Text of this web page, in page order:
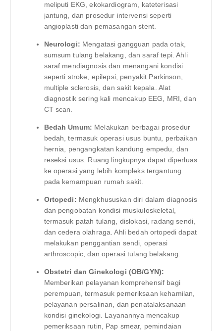
meliputi EKG, ekokardiogram, kateterisasi
jantung, dan prosedur intervensi seperti
angioplasti dan pemasangan stent.
Neurologi: Mengatasi gangguan pada otak,
sumsum tulang belakang, dan saraf tepi. Ahli
saraf mendiagnosis dan menangani kondisi
seperti stroke, epilepsi, penyakit Parkinson,
multiple sclerosis, dan sakit kepala. Alat
diagnostik sering kali mencakup EEG, MRI, dan
CT scan.
Bedah Umum: Melakukan berbagai prosedur
bedah, termasuk operasi usus buntu, perbaikan
hernia, pengangkatan kandung empedu, dan
reseksi usus. Ruang lingkupnya dapat diperluas
ke operasi yang lebih kompleks tergantung
pada kemampuan rumah sakit.
Ortopedi: Mengkhususkan diri dalam diagnosis
dan pengobatan kondisi muskuloskeletal,
termasuk patah tulang, dislokasi, radang sendi,
dan cedera olahraga. Ahli bedah ortopedi dapat
melakukan penggantian sendi, operasi
arthroscopic, dan operasi tulang belakang.
Obstetri dan Ginekologi (OB/GYN):
Memberikan pelayanan komprehensif bagi
perempuan, termasuk pemeriksaan kehamilan,
pelayanan persalinan, dan penatalaksanaan
kondisi ginekologi. Layanannya mencakup
pemeriksaan rutin, Pap smear, pemindaian